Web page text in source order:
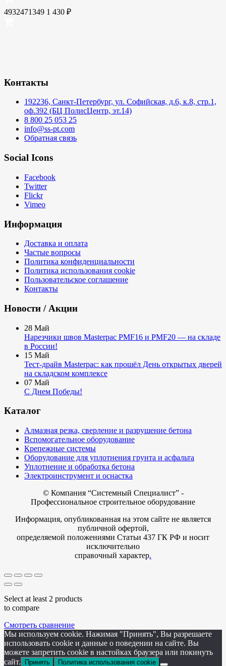
4932471349 1 430 ₽
Контакты
192236, Санкт-Петербург, ул. Софийская, д.6, к.8, стр.1,
оф.392 (БЦ ПолисЦентр, эт.14)
8 800 25 053 25
info@ss-pt.com
Обратная связь
Social Icons
Facebook
Twitter
Flickr
Vimeo
Информация
Доставка и оплата
Частые вопросы
Политика конфиденциальности
Политика использования cookie
Пользовательское соглашение
Контакты
Новости / Акции
28 Май
Нарезчики швов Masterpac PMF16 и PMF20 — на складе
в России!
15 Май
Тест-драйв Masterpac: как прошёл День открытых дверей
на складском комплексе
07 Май
С Днем Победы!
Каталог
Алмазная резка, сверление и разрушение бетона
Вспомогательное оборудование
Крепежные системы
Оборудование для уплотнения грунта и асфальта
Уплотнение и обработка бетона
Электроинструмент и оснастка
© Компания “Системный Специалист” -
Профессиональное строительное оборудование
Информация, опубликованная на этом сайте не является
публичной офертой,
определяемой положениями Статьи 437 ГК РФ и носит
исключительно
справочный характер.
Select at least 2 products
to compare
Смотреть сравнение
Мы используем cookie. Нажимая "Принять", Вы разрешаете
использовать cookie и данные о поведении на сайте. Вы
можете запретить cookie в настойках браузера или покинуть
сайт.
Принять Политика использования cookie